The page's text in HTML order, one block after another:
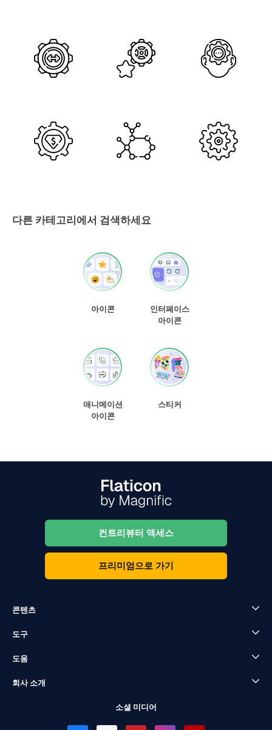
다른 카테고리에서 검색하세요
아이콘
인터페이스
아이콘
애니메이션
아이콘
스티커
컨트리뷰터 액세스
프리미엄으로 가기
콘텐츠
도구
도움
회사 소개
소셜 미디어